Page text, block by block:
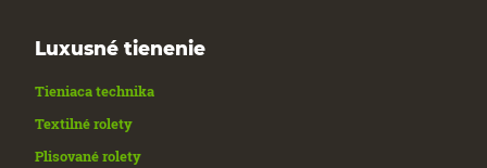
Luxusné tienenie
Tieniaca technika
Textilné rolety
Plisované rolety